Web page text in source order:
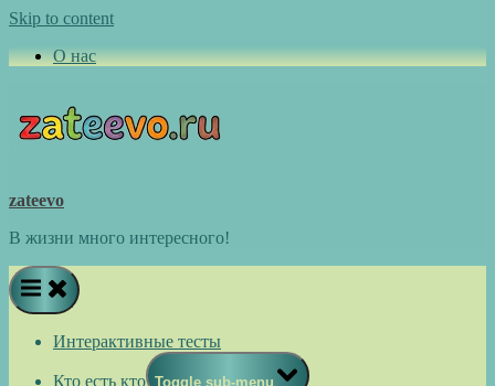
Skip to content
О нас
zateevo
В жизни много интересного!
Интерактивные тесты
Кто есть кто Toggle sub-menu